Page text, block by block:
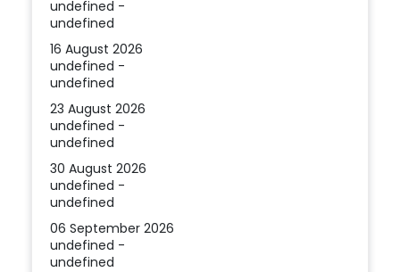
undefined -
undefined
16 August 2026
undefined -
undefined
23 August 2026
undefined -
undefined
30 August 2026
undefined -
undefined
06 September 2026
undefined -
undefined